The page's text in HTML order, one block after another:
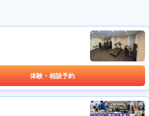
体験・相談予約